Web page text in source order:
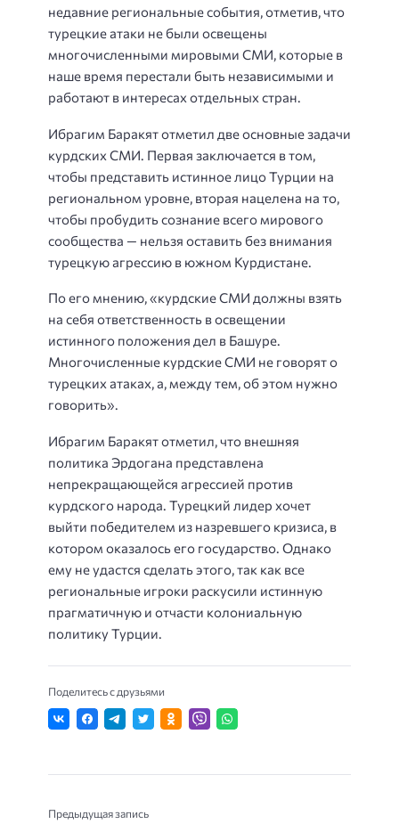
недавние региональные события, отметив, что
турецкие атаки не были освещены
многочисленными мировыми СМИ, которые в
наше время перестали быть независимыми и
работают в интересах отдельных стран.
Ибрагим Баракят отметил две основные задачи
курдских СМИ. Первая заключается в том,
чтобы представить истинное лицо Турции на
региональном уровне, вторая нацелена на то,
чтобы пробудить сознание всего мирового
сообщества — нельзя оставить без внимания
турецкую агрессию в южном Курдистане.
По его мнению, «курдские СМИ должны взять
на себя ответственность в освещении
истинного положения дел в Башуре.
Многочисленные курдские СМИ не говорят о
турецких атаках, а, между тем, об этом нужно
говорить».
Ибрагим Баракят отметил, что внешняя
политика Эрдогана представлена
непрекращающейся агрессией против
курдского народа. Турецкий лидер хочет
выйти победителем из назревшего кризиса, в
котором оказалось его государство. Однако
ему не удастся сделать этого, так как все
региональные игроки раскусили истинную
прагматичную и отчасти колониальную
политику Турции.
Поделитесь с друзьями
Предыдущая запись